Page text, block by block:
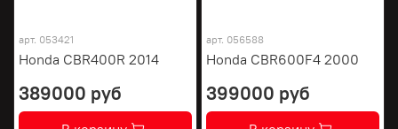
арт. 053421
Honda CBR400R 2014
389000 руб
арт. 056588
Honda CBR600F4 2000
399000 руб